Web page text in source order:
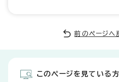
前のページへ
このページを見ている